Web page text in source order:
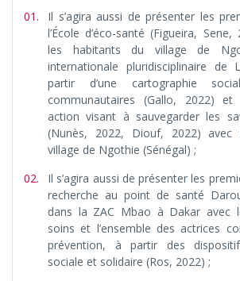
Il s’agira aussi de présenter les
l’École d’éco-santé (Figueira,
les habitants du village de
internationale pluridisciplinaire de
partir d’une cartographie
communautaires (Gallo, 2022) et
action visant à sauvegarder les
(Nunès, 2022, Diouf, 2022)
village de Ngothie (Sénégal) ;
Il s’agira aussi de présenter les
recherche au point de santé
dans la ZAC Mbao à Dakar avec
soins et l’ensemble des actrices
prévention, à partir des
sociale et solidaire (Ros, 2022) ;